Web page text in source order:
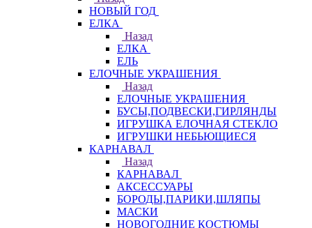
НОВЫЙ ГОД
ЕЛКА
Назад
ЕЛКА
ЕЛЬ
ЕЛОЧНЫЕ УКРАШЕНИЯ
Назад
ЕЛОЧНЫЕ УКРАШЕНИЯ
БУСЫ,ПОДВЕСКИ,ГИРЛЯНДЫ
ИГРУШКА ЕЛОЧНАЯ СТЕКЛО
ИГРУШКИ НЕБЬЮЩИЕСЯ
КАРНАВАЛ
Назад
КАРНАВАЛ
АКСЕССУАРЫ
БОРОДЫ,ПАРИКИ,ШЛЯПЫ
МАСКИ
НОВОГОДНИЕ КОСТЮМЫ